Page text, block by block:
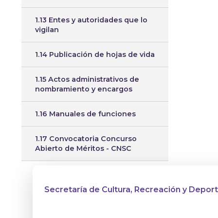
1.13 Entes y autoridades que lo
vigilan
1.14 Publicación de hojas de vida
1.15 Actos administrativos de
nombramiento y encargos
1.16 Manuales de funciones
1.17 Convocatoria Concurso
Abierto de Méritos - CNSC
Secretaría de Cultura, Recreación y